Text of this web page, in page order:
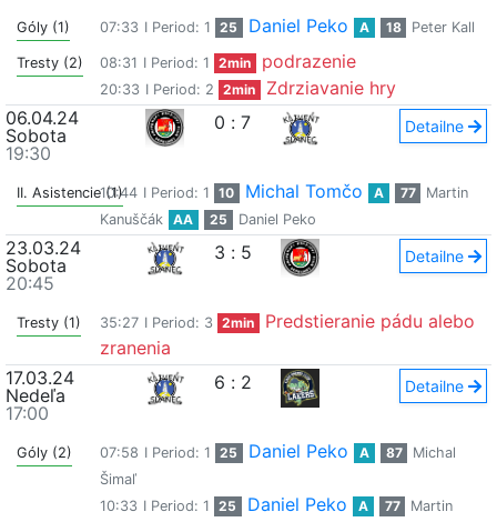
Góly (1) 07:33 I Period: 1 25 Daniel Peko A 18 Peter Kall
Tresty (2) 08:31 I Period: 1 2min podrazenie
20:33 I Period: 2 2min
Zdrziavanie hry
06.04.24
Sobota
19:30
0 : 7 Detailne
II. Asistencie (1)
10:44 I Period: 1 10 Michal Tomčo A 77
Martin
Kanuščák
AA 25 Daniel Peko
23.03.24
Sobota
20:45
3 : 5 Detailne
Tresty (1) 35:27 I Period: 3 2min
Predstieranie pádu alebo
zranenia
17.03.24
Nedeľa
17:00
6 : 2 Detailne
Góly (2) 07:58 I Period: 1 25 Daniel Peko A 87
Michal
Šimaľ
10:33 I Period: 1 25 Daniel Peko A 77
Martin